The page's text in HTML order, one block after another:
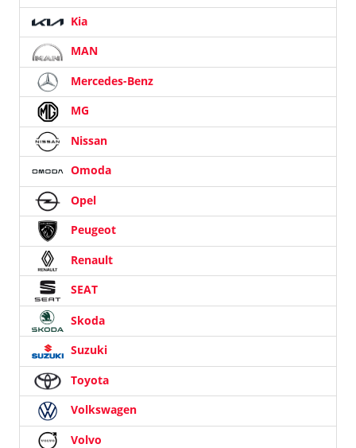
Kia
MAN
Mercedes-Benz
MG
Nissan
Omoda
Opel
Peugeot
Renault
SEAT
Skoda
Suzuki
Toyota
Volkswagen
Volvo